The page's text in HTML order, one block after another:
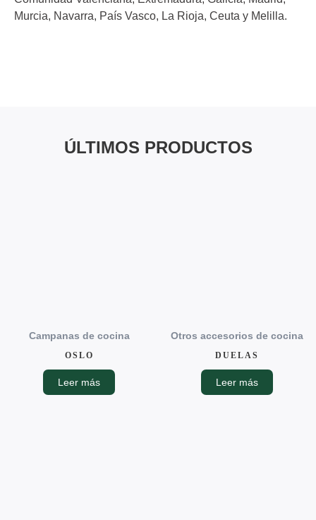
Murcia, Navarra, País Vasco, La Rioja, Ceuta y Melilla.
ÚLTIMOS PRODUCTOS
Campanas de cocina
OSLO
Leer más
Otros accesorios de cocina
DUELAS
Leer más